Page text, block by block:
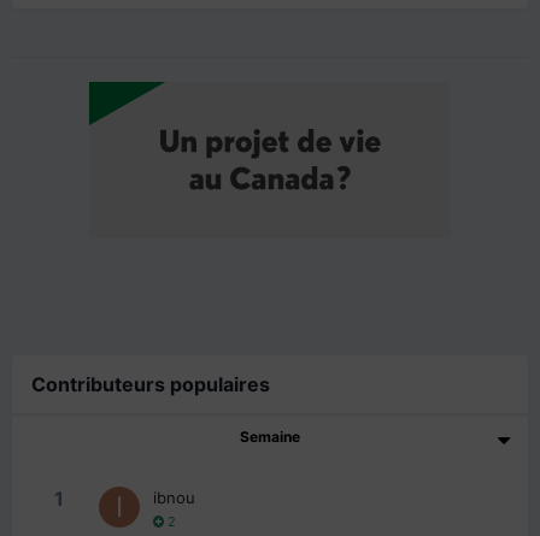
Contributeurs populaires
Semaine
1 ibnou
2